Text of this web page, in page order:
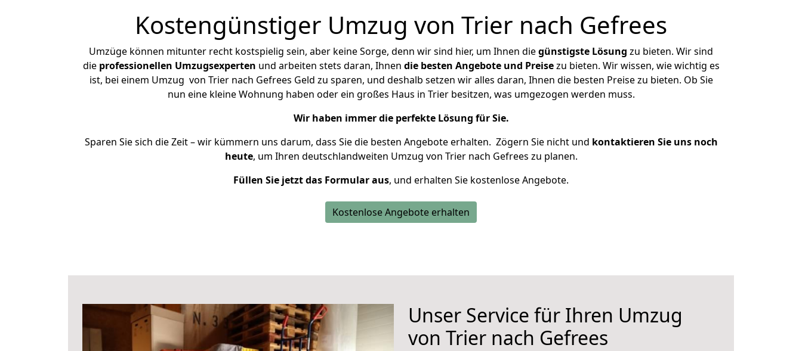
Kostengünstiger Umzug von Trier nach Gefrees
Umzüge können mitunter recht kostspielig sein, aber keine Sorge, denn wir sind hier, um Ihnen diegünstigste Lösung zu bieten. Wir sind
die professionellen Umzugsexperten und arbeiten stets daran, Ihnen die besten Angebote und Preisezu bieten. Wir wissen, wie wichtig es
ist, bei einem Umzug von Trier nach Gefrees Geld zu sparen, und deshalb setzen wir alles daran, Ihnen die besten Preise zu bieten. Ob Sie
nun eine kleine Wohnung haben oder ein großes Haus in Trier besitzen, was umgezogen werden muss.
Wir haben immer die perfekte Lösung für Sie.
Sparen Sie sich die Zeit – wir kümmern uns darum, dass Sie die besten Angebote erhalten. Zögern Sie nicht und kontaktieren Sie uns noch
heute, um Ihren deutschlandweiten Umzug von Trier nach Gefrees zu planen.
Füllen Sie jetzt das Formular aus, und erhalten Sie kostenlose Angebote.
Kostenlose Angebote erhalten
Unser Service für Ihren Umzug
von Trier nach Gefrees